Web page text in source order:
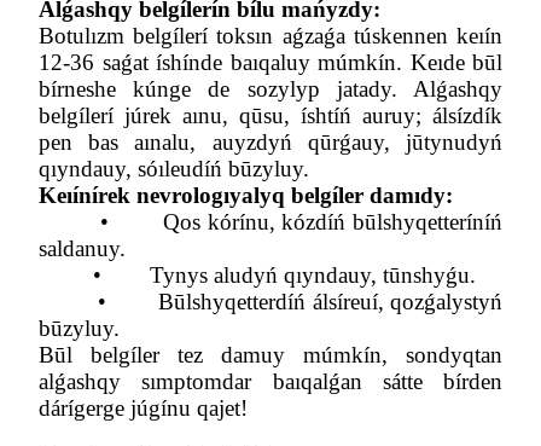
Alǵashqy belgílerín bílu mańyzdy:
Botulızm belgílerí toksın aǵzaǵa túskennen keıín
12-36 saǵat íshínde baıqaluy múmkín. Keıde būl
bírneshe kúnge de sozylyp jatady. Alǵashqy
belgílerí júrek aınu, qūsu, íshtíń auruy; álsízdík
pen bas aınalu, auyzdyń qūrǵauy, jūtynudyń
qıyndauy, sóıleudíń būzyluy.
Keıínírek nevrologıyalyq belgíler damıdy:
•
Qos kórínu, kózdíń būlshyqetteríníń
saldanuy.
•
Tynys aludyń qıyndauy, tūnshyǵu.
•
Būlshyqetterdíń álsíreuí, qozǵalystyń
būzyluy.
Būl belgíler tez damuy múmkín, sondyqtan
alǵashqy sımptomdar baıqalǵan sátte bírden
dárígerge júgínu qajet!